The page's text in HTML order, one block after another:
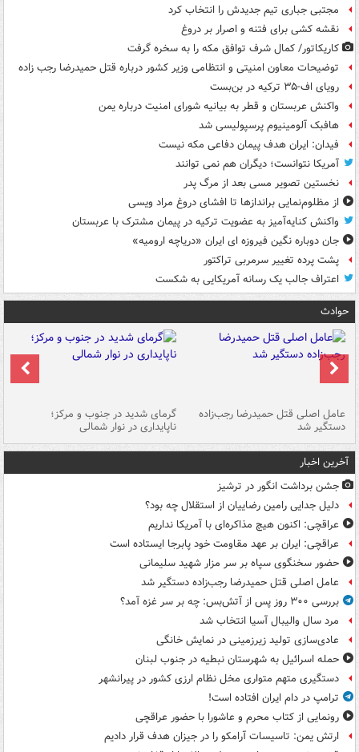
مجتبی جباری تیم جدیدش را انتخاب کرد
نقشه کشی برای فتنه و اصرار بر دروغ
کاریکاتور/ کمال شرف توافق مکه را به سخره گرفت
توضیحات معاون امنیتی و انتظامی وزیر کشور درباره قتل حمیدرضا رجب زاده
رویای اف-۳۵ ترکیه در بن‌بست
واکنش عربستان و قطر به بیانیه شورای امنیت درباره یمن
هافبک آلومینیوم پرسپولیسی شد
فیدان: ایران هدف پیمان دفاعی مکه نیست
آمریکا نتوانست؛ دیگران هم نمی توانند
نخستین تصویر مسی بعد از مرگ پدر
از مظلوم‌نمایی براندازها تا افشای دروغ مراد ویسی
واکنش کنایه‌آمیز به عضویت ترکیه در پیمان مشترک با عربستان
جان دوباره نگین فیروزه ای ایران «دریاچه ارومیه»
پشت پرده تغییر سرمربی تراکتور
اعتراف جالب یک رسانه آمریکایی به شکست
حوادث
عامل اصلی قتل حمیدرضا رجب‌زاده
دستگیر شد
گرمای شدید در جنوب و مرکز؛
ناپایداری در نوار شمالی
آخرین اخبار
جشن برداشت انگور در ترشیز
دلیل جدایی رامین رضاییان از استقلال چه بود؟
عراقچی: اکنون هیچ مذاکره‌ای با آمریکا نداریم
عراقچی: ایران بر عهد مقاومت خود پابرجا ایستاده است
حضور سخنگوی سپاه بر سر مزار شهید سلیمانی
عامل اصلی قتل حمیدرضا رجب‌زاده دستگیر شد
بررسی ۳۰۰ روز پس از آتش‌بس: چه بر سر غزه آمد؟
مرد سال والیبال آسیا انتخاب شد
عادی‌سازی تولید زیرزمینی در نمایش خانگی
حمله اسرائیل به شهرستان نبطیه در جنوب لبنان
دستگیری متهم متواری مخل نظام ارزی کشور در پیرانشهر
ترامپ در دام ایران افتاده است!
رونمایی از کتاب محرم و عاشورا با حضور عراقچی
ارتش یمن: تاسیسات آرامکو را در جیزان هدف قرار دادیم